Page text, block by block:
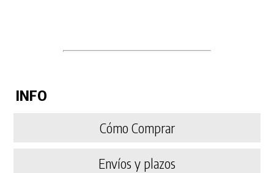
INFO
Cómo Comprar
Envíos y plazos